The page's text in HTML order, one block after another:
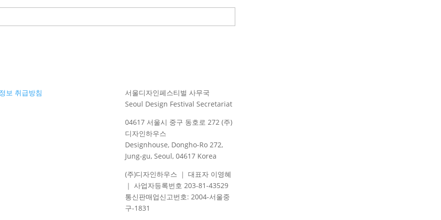
보 취급방침
서울디자인페스티벌 사무국
Seoul Design Festival Secretariat
04617 서울시 중구 동호로 272 (주)
디자인하우스
Designhouse, Dongho-Ro 272,
Jung-gu, Seoul, 04617 Korea
(주)디자인하우스 ｜ 대표자 이영혜
｜ 사업자등록번호 203-81-43529
통신판매업신고번호: 2004-서울중
구-1831